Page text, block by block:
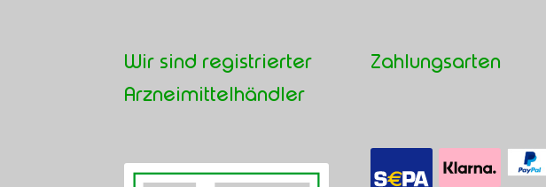
Wir sind registrierter
Arzneimittelhändler
Zahlungsarten